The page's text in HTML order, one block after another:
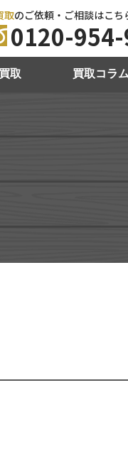
取のご依頼・ご相談はこち
0120-
取 買取コラム